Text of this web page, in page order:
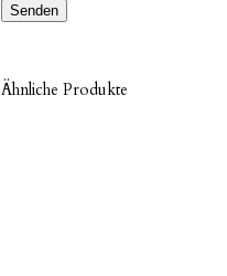
Ähnliche Produkte